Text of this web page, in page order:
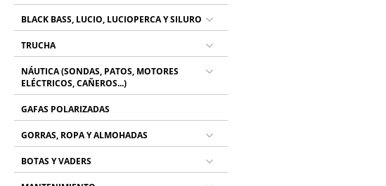
BLACK BASS, LUCIO, LUCIOPERCA Y SILURO
TRUCHA
NÁUTICA (SONDAS, PATOS, MOTORES
ELÉCTRICOS, CAÑEROS...)
GAFAS POLARIZADAS
GORRAS, ROPA Y ALMOHADAS
BOTAS Y VADERS